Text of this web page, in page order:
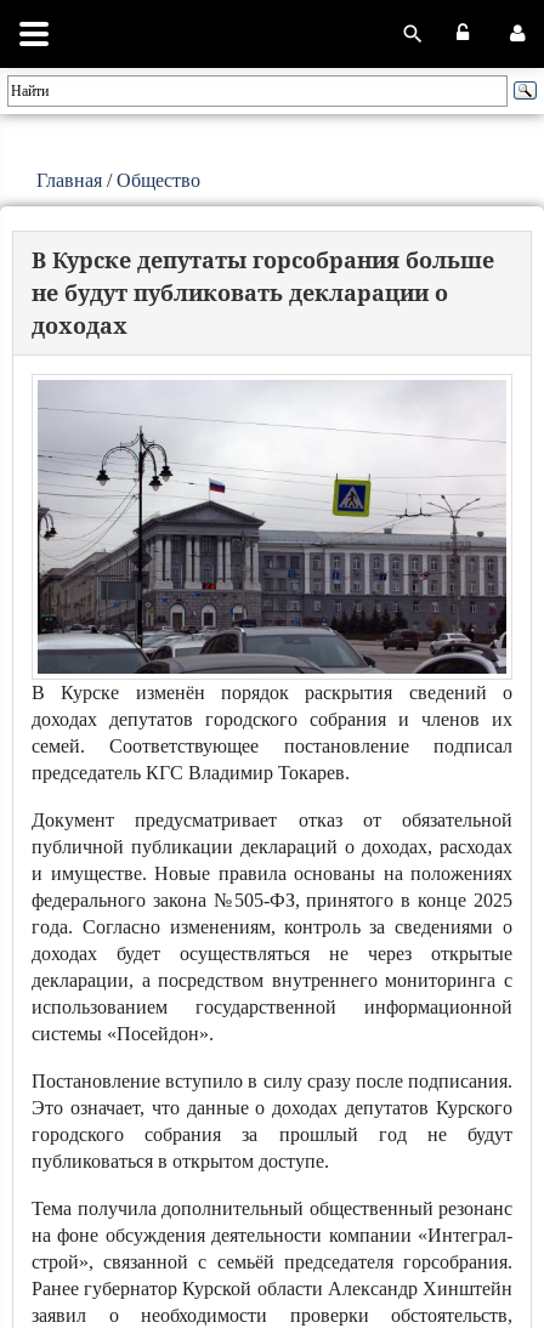
Главная /Общество
В Курске депутаты горсобрания больше
не будут публиковать декларации о
доходах
В Курске изменён порядок раскрытия сведений о
доходах депутатов городского собрания и членов их
семей. Соответствующее постановление подписал
председатель КГС Владимир Токарев.
Документ предусматривает отказ от обязательной
публичной публикации деклараций о доходах, расходах
и имуществе. Новые правила основаны на положениях
федерального закона №505-ФЗ, принятого в конце 2025
года. Согласно изменениям, контроль за сведениями о
доходах будет осуществляться не через открытые
декларации, а посредством внутреннего мониторинга с
использованием государственной информационной
системы «Посейдон».
Постановление вступило в силу сразу после подписания.
Это означает, что данные о доходах депутатов Курского
городского собрания за прошлый год не будут
публиковаться в открытом доступе.
Тема получила дополнительный общественный резонанс
на фоне обсуждения деятельности компании «Интеграл-
строй», связанной с семьёй председателя горсобрания.
Ранее губернатор Курской области Александр Хинштейн
заявил о необходимости проверки обстоятельств,